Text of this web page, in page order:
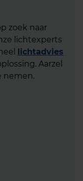
zoek naar
lichtexperts
lichtadvies
Aarzel
nemen.